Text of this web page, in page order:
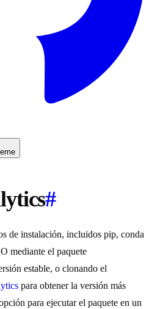
#
de instalación, incluidos pip, conda
mediante el paquete
estable, o clonando el
para obtener la versión más
para ejecutar el paquete en un